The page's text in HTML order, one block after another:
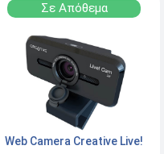
Σε Απόθεμα
Web Camera Creative Live!